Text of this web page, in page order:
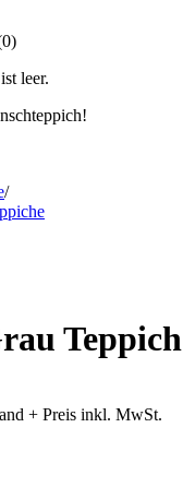
0)
leer.
/
Teppich
+ Preis inkl. MwSt.